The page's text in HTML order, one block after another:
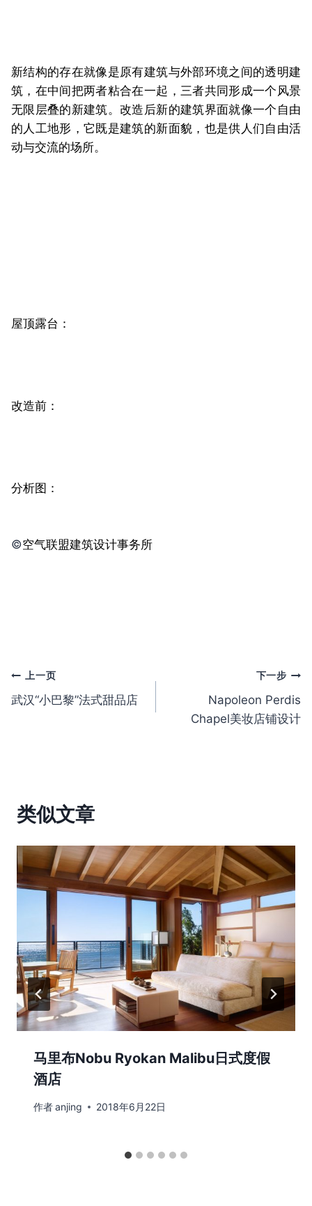
新结构的存在就像是原有建筑与外部环境之间的透明建
筑，在中间把两者粘合在一起，三者共同形成一个风景
无限层叠的新建筑。改造后新的建筑界面就像一个自由
的人工地形，它既是建筑的新面貌，也是供人们自由活
动与交流的场所。
屋顶露台：
改造前：
分析图：
©️空气联盟建筑设计事务所
文
章
上一页
武汉“小巴黎”法式甜品店
下一步
Napoleon Perdis
Chapel美妆店铺设计
类似文章
马里布Nobu Ryokan Malibu日式度假
酒店
作者anjing 2018年6月22日